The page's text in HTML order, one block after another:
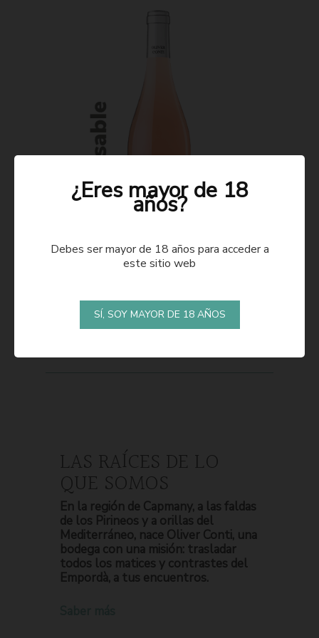
LAS RAÍCES DE LO
QUE SOMOS
En la región de Capmany, a las faldas
de los Pirineos y a orillas del
Mediterráneo, nace Oliver Conti, una
bodega con una misión: trasladar
todos los matices y contrastes del
Empordà, a tus encuentros.
¿Eres mayor de 18
años?
Debes ser mayor de 18 años para acceder a
este sitio web
SÍ, SOY MAYOR DE 18 AÑOS